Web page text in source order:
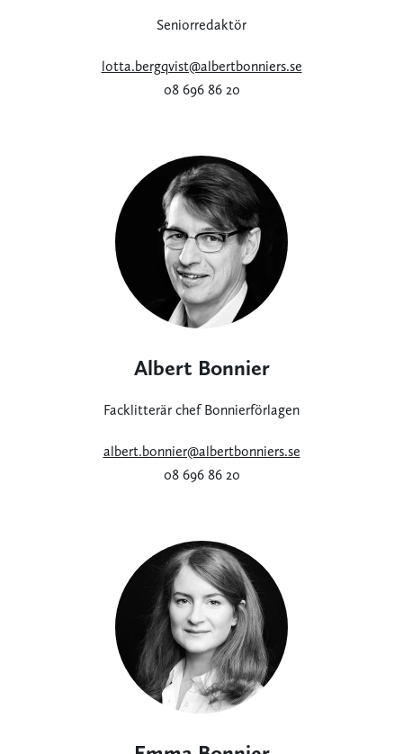
Seniorredaktör
lotta.bergqvist@albertbonniers.se
08 696 86 20
Albert Bonnier
Facklitterär chef Bonnierförlagen
albert.bonnier@albertbonniers.se
08 696 86 20